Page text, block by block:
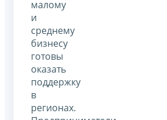
малому
и
среднему
бизнесу
готовы
оказать
поддержку
в
регионах.